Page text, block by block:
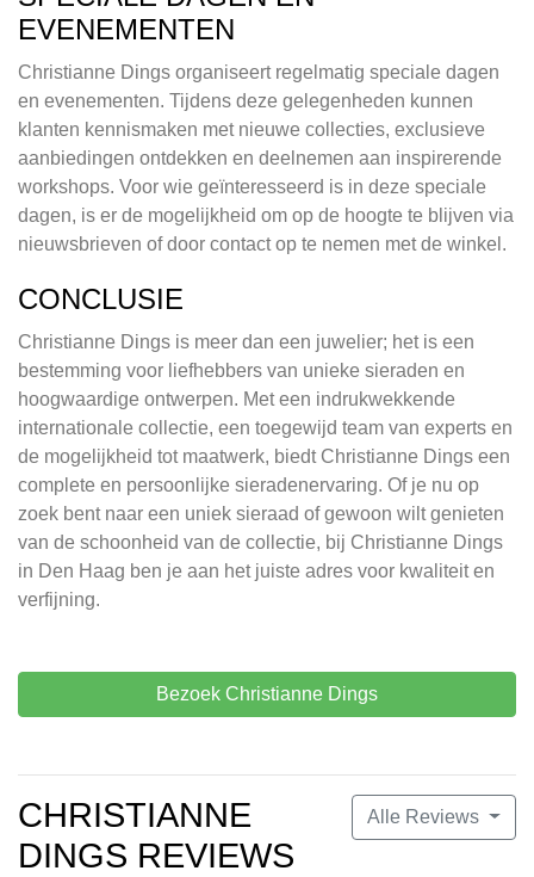
EVENEMENTEN
Christianne Dings organiseert regelmatig speciale dagen
en evenementen. Tijdens deze gelegenheden kunnen
klanten kennismaken met nieuwe collecties, exclusieve
aanbiedingen ontdekken en deelnemen aan inspirerende
workshops. Voor wie geïnteresseerd is in deze speciale
dagen, is er de mogelijkheid om op de hoogte te blijven via
nieuwsbrieven of door contact op te nemen met de winkel.
CONCLUSIE
Christianne Dings is meer dan een juwelier; het is een
bestemming voor liefhebbers van unieke sieraden en
hoogwaardige ontwerpen. Met een indrukwekkende
internationale collectie, een toegewijd team van experts en
de mogelijkheid tot maatwerk, biedt Christianne Dings een
complete en persoonlijke sieradenervaring. Of je nu op
zoek bent naar een uniek sieraad of gewoon wilt genieten
van de schoonheid van de collectie, bij Christianne Dings
in Den Haag ben je aan het juiste adres voor kwaliteit en
verfijning.
Bezoek Christianne Dings
Alle Reviews
CHRISTIANNE
DINGS REVIEWS